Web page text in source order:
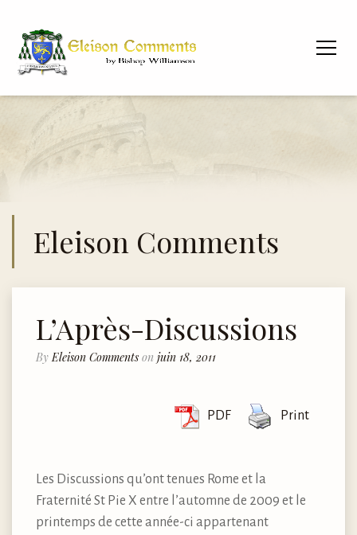
Eleison Comments
L’Après-Discussions
By Eleison Comments on juin 18, 2011
PDF Print
Les Discussions qu’ont tenues Rome et la
Fraternité St Pie X entre l’automne de 2009 et le
printemps de cette année-ci appartenant